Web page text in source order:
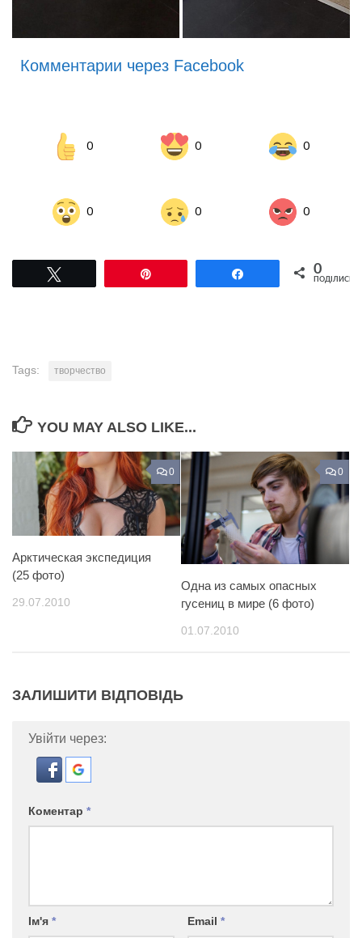
Комментарии через Facebook
0 0 0
0 0 0
Поділитися0
ПОДІЛИСЬ
Tags: творчество
YOU MAY ALSO LIKE...
0
Арктическая экспедиция
(25 фото)
29.07.2010
0
Одна из самых опасных
гусениц в мире (6 фото)
01.07.2010
ЗАЛИШИТИ ВІДПОВІДЬ
Увійти через:
Коментар *
Ім'я * Email *